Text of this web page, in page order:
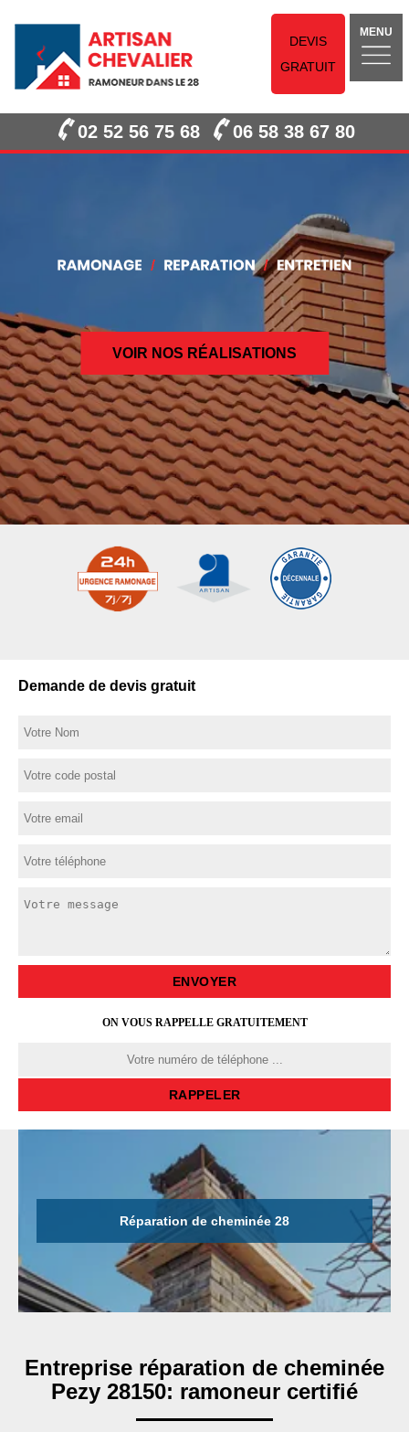
DEVIS
GRATUIT
MENU
02 52 56 75 68 06 58 38 67 80
VOIR NOS RÉALISATIONS
Demande de devis gratuit
ON VOUS RAPPELLE GRATUITEMENT
Réparation de cheminée 28
Entreprise réparation de cheminée
Pezy 28150: ramoneur certifié